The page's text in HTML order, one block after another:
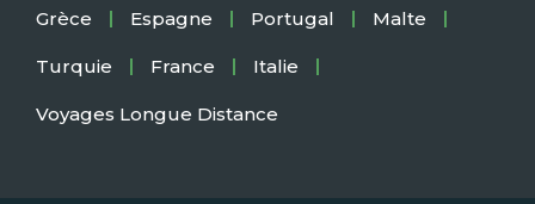
Grèce Espagne Portugal Malte
Turquie France Italie
Voyages Longue Distance